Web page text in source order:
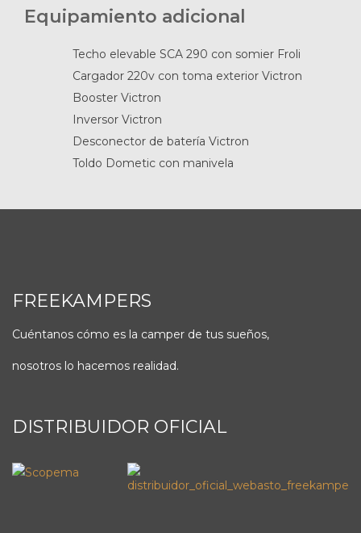
Equipamiento adicional
Techo elevable SCA 290 con somier Froli
Cargador 220v con toma exterior Victron
Booster Victron
Inversor Victron
Desconector de batería Victron
Toldo Dometic con manivela
FREEKAMPERS
Cuéntanos cómo es la camper de tus sueños,
nosotros lo hacemos realidad.
DISTRIBUIDOR OFICIAL